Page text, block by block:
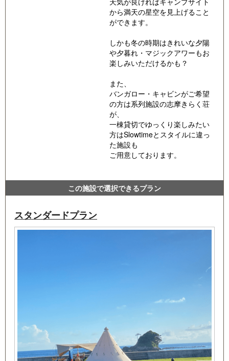
から満天の星空を見上げること
ができます。
しかも冬の時期はきれいな夕陽
や夕暮れ・マジックアワーもお
楽しみいただけるかも？
また、
バンガロー・キャビンがご希望
の方は系列施設の志摩きらく荘
が、
一棟貸切でゆっくり楽しみたい
方はSlowtimeとスタイルに違っ
た施設も
ご用意しております。
この施設で選択できるプラン
スタンダードプラン